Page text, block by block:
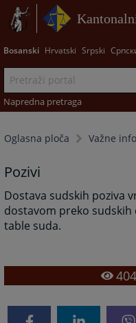
Bosanski Hrvatski Srpski
Napredna pretraga
Oglasna ploča Važne
Pozivi
Dostava sudskih poziva
dostavom preko
table suda.